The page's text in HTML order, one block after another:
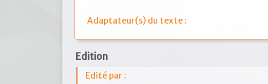
Adaptateur(s) du texte :
Edition
Edité par :